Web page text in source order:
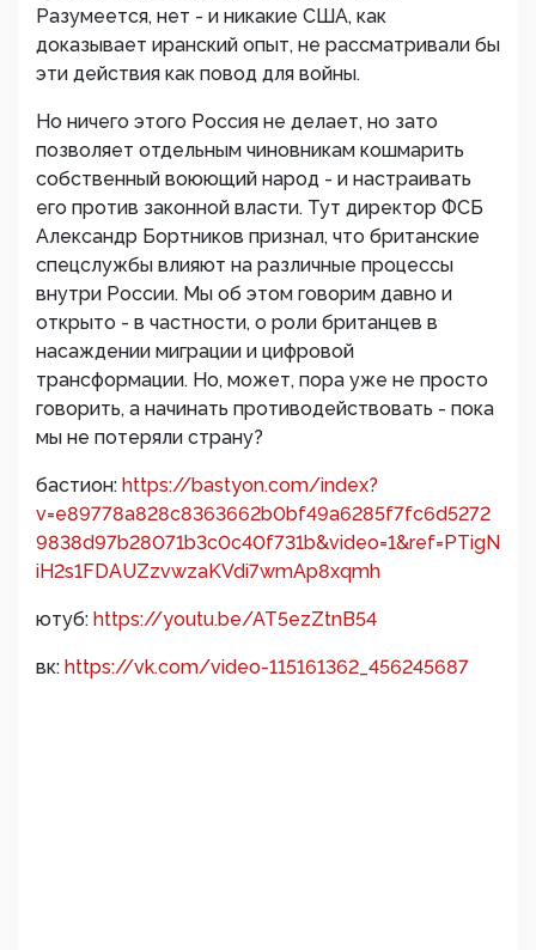
Разумеется, нет - и никакие США, как
доказывает иранский опыт, не рассматривали бы
эти действия как повод для войны.
Но ничего этого Россия не делает, но зато
позволяет отдельным чиновникам кошмарить
собственный воюющий народ - и настраивать
его против законной власти. Тут директор ФСБ
Александр Бортников признал, что британские
спецслужбы влияют на различные процессы
внутри России. Мы об этом говорим давно и
открыто - в частности, о роли британцев в
насаждении миграции и цифровой
трансформации. Но, может, пора уже не просто
говорить, а начинать противодействовать - пока
мы не потеряли страну?
бастион: https://bastyon.com/index?
v=e89778a828c8363662b0bf49a6285f7fc6d5272
9838d97b28071b3c0c40f731b&video=1&ref=PTigN
iH2s1FDAUZzvwzaKVdi7wmAp8xqmh
ютуб: https://youtu.be/AT5ezZtnB54
вк: https://vk.com/video-115161362_456245687